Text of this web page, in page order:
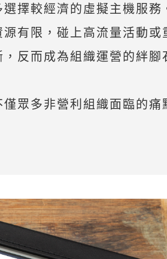
選擇較經濟的虛擬主機服
源有限，碰上高流量活動
反而成為組織運營的絆腳
僅眾多非營利組織面臨的